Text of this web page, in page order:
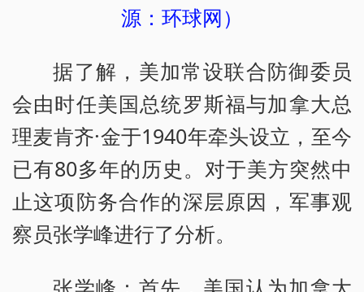
源：环球网）
据了解，美加常设联合防御委员
会由时任美国总统罗斯福与加拿大总
理麦肯齐·金于1940年牵头设立，至今
已有80多年的历史。对于美方突然中
止这项防务合作的深层原因，军事观
察员张学峰进行了分析。